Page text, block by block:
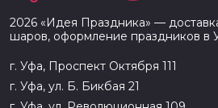
2026 «Идея Праздника» —
шаров, оформление праздников в
г. Уфа, Проспект Октября 111
г. Уфа, ул. Б. Бикбая 21